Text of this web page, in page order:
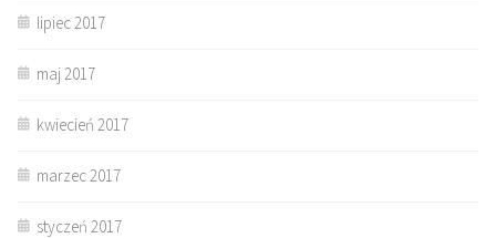
lipiec 2017
maj 2017
kwiecień 2017
marzec 2017
styczeń 2017